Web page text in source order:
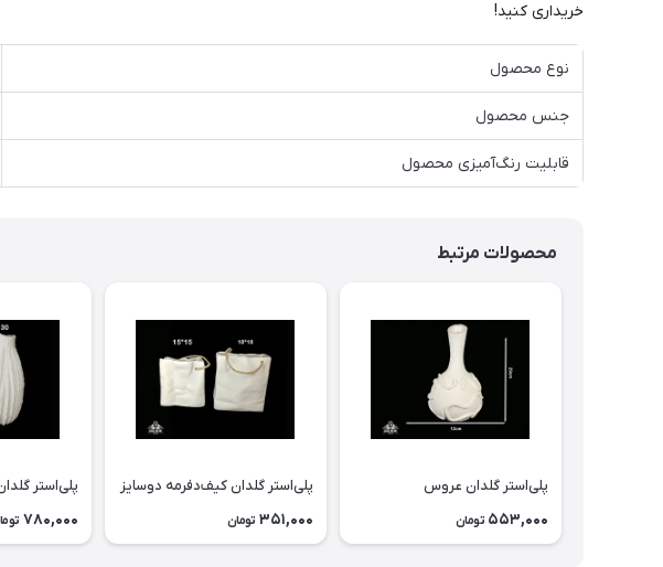
خریداری کنید!
نوع محصول
جنس محصول
قابلیت رنگ‌آمیزی محصول
محصولات مرتبط
پلی‌استر گلدان عروس
553,000 تومان
پلی‌استر گلدان كيف‌دفرمه دوسايز
351,000 تومان
پلی‌استر
780,000